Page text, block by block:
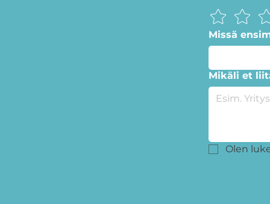
Missä
Mikäli et
Olen